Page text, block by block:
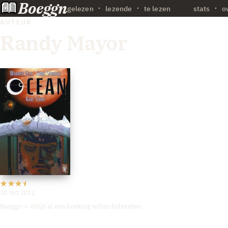
Boeggngelezen lezende te lezen stats ·
AUTEUR
20 mrt 2012
Boeggn — Altijd al een boeklog willen bijhouden.